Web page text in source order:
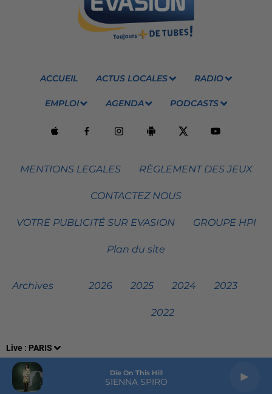
Live : PARIS
Die On This Hill
SIENNA SPIRO
ACCUEIL ACTUS LOCALES RADIO
EMPLOI AGENDA PODCASTS
MENTIONS LEGALES RÈGLEMENT DES JEUX
CONTACTEZ NOUS
VOTRE PUBLICITÉ SUR EVASION GROUPE HPI
Plan du site
Archives 2026 2025 2024 2023
2022